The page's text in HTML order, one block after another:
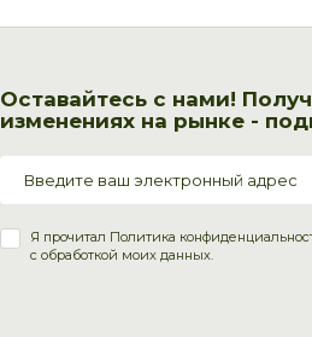
Оставайтесь с нами!
изменениях на рынке -
Я прочитал Политика
с обработкой моих данных.